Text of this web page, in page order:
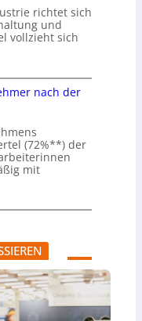
richtet sich
und
vollzieht sich
nach der
(72%**) der
mit